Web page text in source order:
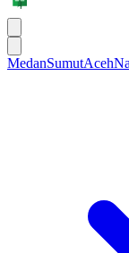
MedanSumutAceh